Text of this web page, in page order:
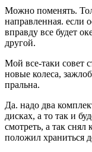
Можно поменять.
направленная. если
вправду все будет
другой.
Мой все-таки совет
новые колеса,
пральна.
Да. надо два
дисках, а то так и
смотреть, а так снял
положил храниться